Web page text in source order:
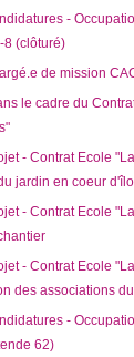
-
8 (clôturé)
de mission
le cadre du
- Contrat Ecole
jardin en coeur
- Contrat Ecole
- Contrat Ecole
des associations
-
62)